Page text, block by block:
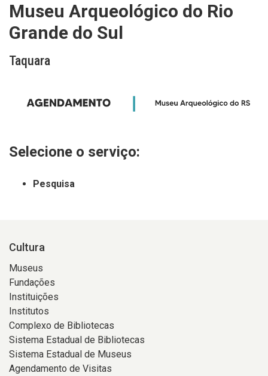
Museu Arqueológico do Rio
Grande do Sul
Taquara
Selecione o serviço:
Pesquisa
Cultura
Museus
Fundações
Instituições
Institutos
Complexo de Bibliotecas
Sistema Estadual de Bibliotecas
Sistema Estadual de Museus
Agendamento de Visitas